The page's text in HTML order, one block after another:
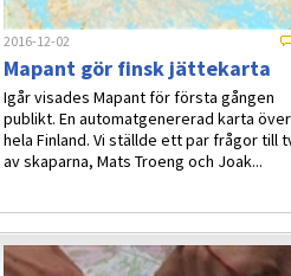
2016-12-02
Mapant gör finsk jättekarta
Igår visades Mapant för första gången
publikt. En automatgenererad karta över
hela Finland. Vi ställde ett par frågor till
av skaparna, Mats Troeng och Joak...